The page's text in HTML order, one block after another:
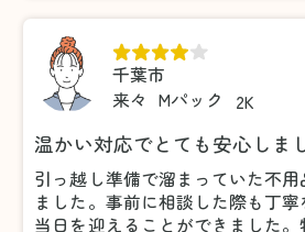
千葉市
来々 Mパック 2K
温かい対応でとても安心しま
引っ越し準備で溜まっていた不
ました。事前に相談した際も丁
当日を迎えることができました